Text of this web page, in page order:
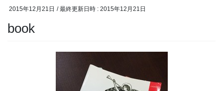
2015年12月21日 / 最終更新日時 : 2015年12月21日
book